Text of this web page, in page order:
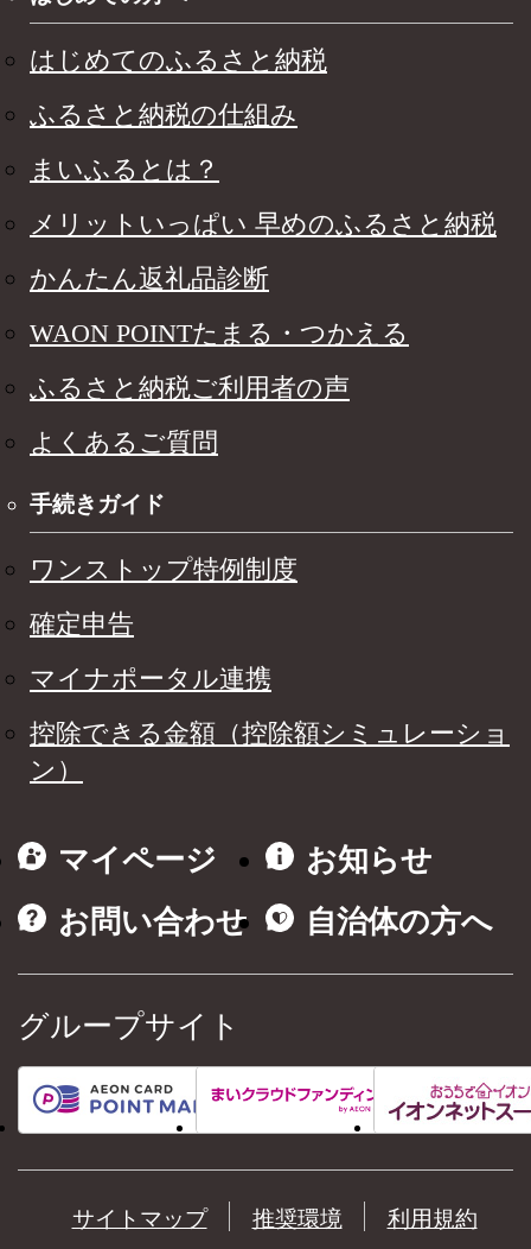
はじめてのふるさと納税
ふるさと納税の仕組み
まいふるとは？
メリットいっぱい 早めのふるさと納税
かんたん返礼品診断
WAON POINTたまる・つかえる
ふるさと納税ご利用者の声
よくあるご質問
手続きガイド
ワンストップ特例制度
確定申告
マイナポータル連携
控除できる金額（控除額シミュレーショ
ン）
マイページ
お知らせ
お問い合わせ
自治体の方へ
グループサイト
サイトマップ 推奨環境
利用規約